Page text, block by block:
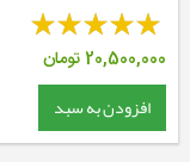
20,500,000تومان
افزودن به سبد